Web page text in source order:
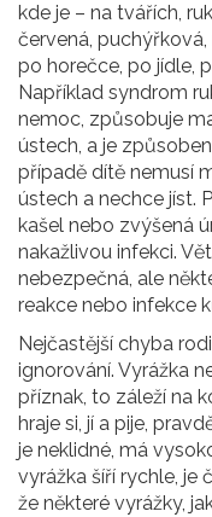
kde je – na tvářích,
červená,
po horečce, po jídle,
Například syndrom
nemoc, způsobuje
ústech, a je
případě dítě nemusí
ústech a nechce jíst.
kašel nebo zvýšená
nakažlivou infekci.
nebezpečná, ale
reakce nebo infekce
Nejčastější chyba
ignorování. Vyrážka
příznak, to záleží na
hraje si, jí a pije,
je neklidné, má
vyrážka šíří rychle, je
že některé vyrážky,